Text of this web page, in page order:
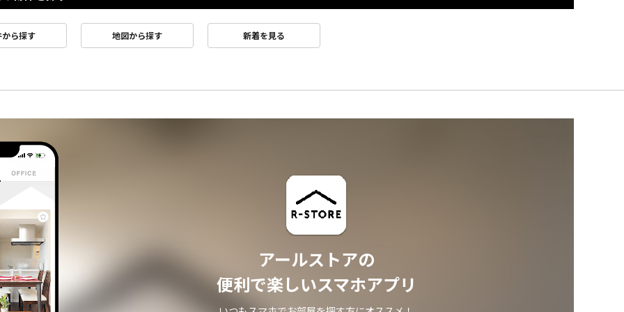
から探す 地図から探す 新着を見る
アールストアの
便利で楽しいスマホアプリ